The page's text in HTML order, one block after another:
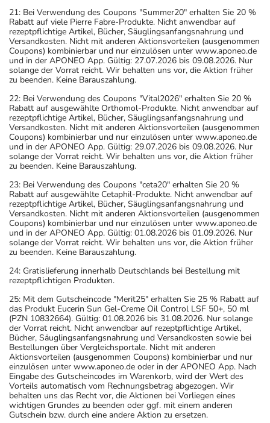
21: Bei Verwendung des Coupons "Summer20" erhalten Sie 20 %
Rabatt auf viele Pierre Fabre-Produkte. Nicht anwendbar auf
rezeptpflichtige Artikel, Bücher, Säuglingsanfangsnahrung und
Versandkosten. Nicht mit anderen Aktionsvorteilen (ausgenommen
Coupons) kombinierbar und nur einzulösen unter www.aponeo.de
und in der APONEO App. Gültig: 27.07.2026 bis 09.08.2026. Nur
solange der Vorrat reicht. Wir behalten uns vor, die Aktion früher
zu beenden. Keine Barauszahlung.
22: Bei Verwendung des Coupons "Vital2026" erhalten Sie 20 %
Rabatt auf ausgewählte Orthomol-Produkte. Nicht anwendbar auf
rezeptpflichtige Artikel, Bücher, Säuglingsanfangsnahrung und
Versandkosten. Nicht mit anderen Aktionsvorteilen (ausgenommen
Coupons) kombinierbar und nur einzulösen unter www.aponeo.de
und in der APONEO App. Gültig: 29.07.2026 bis 09.08.2026. Nur
solange der Vorrat reicht. Wir behalten uns vor, die Aktion früher
zu beenden. Keine Barauszahlung.
23: Bei Verwendung des Coupons "ceta20" erhalten Sie 20 %
Rabatt auf ausgewählte Cetaphil-Produkte. Nicht anwendbar auf
rezeptpflichtige Artikel, Bücher, Säuglingsanfangsnahrung und
Versandkosten. Nicht mit anderen Aktionsvorteilen (ausgenommen
Coupons) kombinierbar und nur einzulösen unter www.aponeo.de
und in der APONEO App. Gültig: 01.08.2026 bis 01.09.2026. Nur
solange der Vorrat reicht. Wir behalten uns vor, die Aktion früher
zu beenden. Keine Barauszahlung.
24: Gratislieferung innerhalb Deutschlands bei Bestellung mit
rezeptpflichtigen Produkten.
25: Mit dem Gutscheincode "Merit25" erhalten Sie 25 % Rabatt auf
das Produkt Eucerin Sun Gel-Creme Oil Control LSF 50+, 50 ml
(PZN 10832664). Gültig: 01.08.2026 bis 31.08.2026. Nur solange
der Vorrat reicht. Nicht anwendbar auf rezeptpflichtige Artikel,
Bücher, Säuglingsanfangsnahrung und Versandkosten sowie bei
Bestellungen über Vergleichsportale. Nicht mit anderen
Aktionsvorteilen (ausgenommen Coupons) kombinierbar und nur
einzulösen unter www.aponeo.de oder in der APONEO App. Nach
Eingabe des Gutscheincodes im Warenkorb, wird der Wert des
Vorteils automatisch vom Rechnungsbetrag abgezogen. Wir
behalten uns das Recht vor, die Aktionen bei Vorliegen eines
wichtigen Grundes zu beenden oder ggf. mit einem anderen
Gutschein bzw. durch eine andere Aktion zu ersetzen.